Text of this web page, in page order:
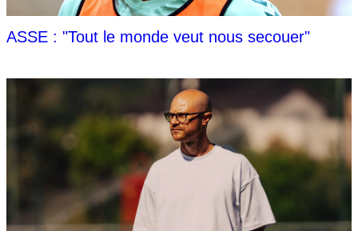
ASSE : "Tout le monde veut nous secouer"